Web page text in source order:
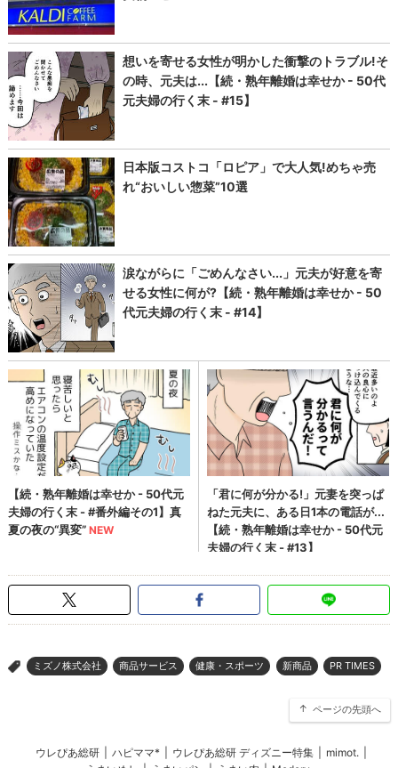
> ミズノ株式会社 商品サービス 健康・スポーツ 新商品 PR TIMES
ページの先頭へ
ウレぴあ総研 ハピママ* ウレぴあ総研 ディズニー特集 mimot.